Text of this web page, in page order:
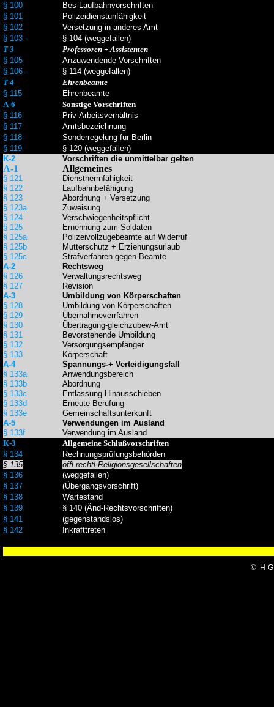
§ 100
§ 101
§ 102
§ 103 -
Bes-Laufbahnvorschriften
Polizeidienstunfähigkeit
Versetzung in anderes Amt
§ 104 (weggefallen)
T-3
Professoren + Assistenten
§ 105
§ 106 -
Anzuwendende Vorschriften
§ 114 (weggefallen)
T-4
Ehrenbeamte
§ 115
Ehrenbeamte
A-6
Sonstige Vorschriften
§ 116
§ 117
§ 118
§ 119
Priv-Arbeitsverhältnis
Amtsbezeichnung
Sonderregelung für Berlin
§ 120 (weggefallen)
K-2
A-1
Vorschriften die unmittelbar gelten
Allgemeines
§ 121
§ 122
§ 123
§ 123a
§ 124
§ 125
§ 125a
§ 125b
§ 125c
Dienstherrnfähigkeit
Laufbahnbefähigung
Abordnung + Versetzung
Zuweisung
Verschwiegenheitspflicht
Ernennung zum Soldaten
Polizeivollzugebeamte auf Widerruf
Mutterschutz + Erziehungsurlaub
Strafverfahren gegen Beamte
A-2
Rechtsweg
§ 126
§ 127
Verwaltungsrechtsweg
Revision
A-3
Umbildung von Körperschaften
§ 128
§ 129
§ 130
§ 131
§ 132
§ 133
Umbildung von Körperschaften
Übernahmeverrfahren
Übertragung-gleichzubew-Amt
Bevorstehende Umbildung
Versorgungsempfänger
Körperschaft
A-4
Spannungs-+ Verteidigungsfall
§ 133a
§ 133b
§ 133c
§ 133d
§ 133e
Anwendungsbereich
Abordnung
Entlassung-Hinausschieben
Erneute Berufung
Gemeinschaftsunterkunft
A-5
Verwendungen im Ausland
§ 133f
Verwendung im Ausland
K-3
Allgemeine Schlußvorschriften
§ 134
§ 135
§ 136
§ 137
§ 138
§ 139
§ 141
§ 142
Rechnungsprüfungsbehörden
öffl-rechtl-Religionsgesellschaften
(weggefallen)
(Übergangsvorschrift)
Wartestand
§ 140 (Änd-Rechtsvorschriften)
(gegenstandslos)
Inkrafttreten
© H-G